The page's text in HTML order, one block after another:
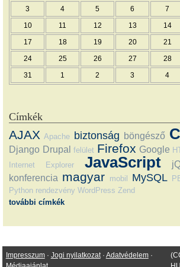
3 4 5 6 7
10 11 12 13 14
17 18 19 20 21
24 25 26 27 28
31 1 2 3 4
Címkék
AJAX Apache biztonság böngésző
Django Drupal felület Firefox Google
Internet Explorer
JavaScript
konferencia magyar mobil MySQL
Python rendezvény WordPress Zend
további címkék
Impresszum· Jogi nyilatkozat· Adatvédelem·